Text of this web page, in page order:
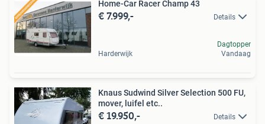
Home-Car Racer Champ 43
€ 7.999,- Details
Harderwijk
Dagtopper
Vandaag
Knaus Sudwind Silver Selection 500 FU,
mover, luifel etc..
€ 19.950,- Details